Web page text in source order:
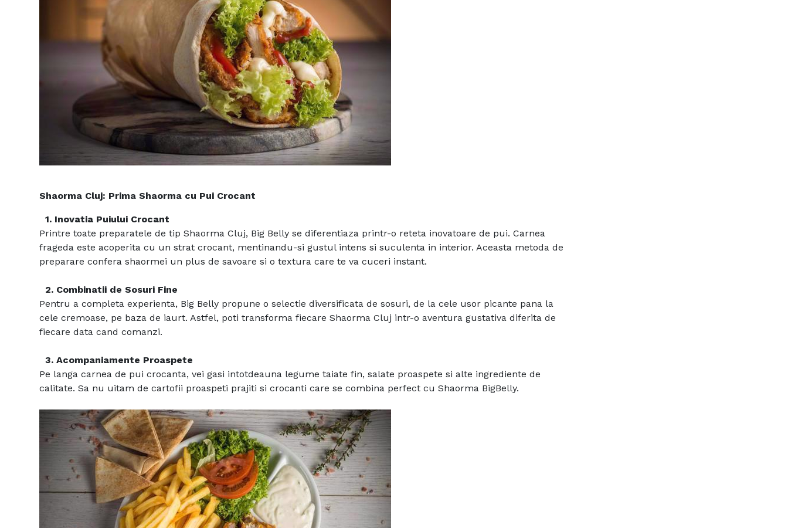
Shaorma Cluj: Prima Shaorma cu Pui Crocant
1. Inovatia Puiului Crocant
Printre toate preparatele de tip Shaorma Cluj, Big Belly se diferentiaza printr-o reteta inovatoare de pui. Carnea
frageda este acoperita cu un strat crocant, mentinandu-si gustul intens si suculenta in interior. Aceasta metoda de
preparare confera shaormei un plus de savoare si o textura care te va cuceri instant.
2. Combinatii de Sosuri Fine
Pentru a completa experienta, Big Belly propune o selectie diversificata de sosuri, de la cele usor picante pana la
cele cremoase, pe baza de iaurt. Astfel, poti transforma fiecare Shaorma Cluj intr-o aventura gustativa diferita de
fiecare data cand comanzi.
3. Acompaniamente Proaspete
Pe langa carnea de pui crocanta, vei gasi intotdeauna legume taiate fin, salate proaspete si alte ingrediente de
calitate. Sa nu uitam de cartofii proaspeti prajiti si crocanti care se combina perfect cu Shaorma BigBelly.